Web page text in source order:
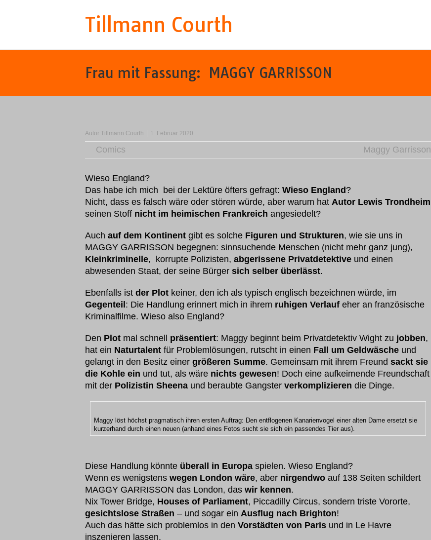
Tillmann Courth
Frau mit Fassung: MAGGY GARRISSON
Autor:Tillmann Courth 1. Februar 2020
Comics Maggy Garrisson
Wieso England?
Das habe ich mich bei der Lektüre öfters gefragt: Wieso England ?
Nicht, dass es falsch wäre oder stören würde, aber warum hat Autor Lewis Trondheim
seinen Stoff nicht im heimischen Frankreich angesiedelt?
Auch auf dem Kontinent gibt es solche Figuren und Strukturen, wie sie uns in
MAGGY GARRISSON begegnen: sinnsuchende Menschen (nicht mehr ganz jung),
Kleinkriminelle, korrupte Polizisten, abgerissene Privatdetektive und einen
abwesenden Staat, der seine Bürger sich selber überlässt.
Ebenfalls ist der Plot keiner, den ich als typisch englisch bezeichnen würde, im
Gegenteil : Die Handlung erinnert mich in ihrem ruhigen Verlauf eher an französische
Kriminalfilme. Wieso also England?
Den Plot mal schnell präsentiert: Maggy beginnt beim Privatdetektiv Wight zu jobben,
hat ein Naturtalent für Problemlösungen, rutscht in einen Fall um Geldwäsche und
gelangt in den Besitz einer größeren Summe. Gemeinsam mit ihrem Freund sackt sie
die Kohle ein und tut, als wäre nichts gewesen! Doch eine aufkeimende Freundschaft
mit der Polizistin Sheena und beraubte Gangster verkomplizieren die Dinge.
Maggy löst höchst pragmatisch ihren ersten Auftrag: Den entflogenen Kanarienvogel einer alten Dame ersetzt sie
kurzerhand durch einen neuen (anhand eines Fotos sucht sie sich ein passendes Tier aus).
Diese Handlung könnte überall in Europa spielen. Wieso England?
Wenn es wenigstens wegen London wäre, aber nirgendwo auf 138 Seiten schildert
MAGGY GARRISSON das London, das wir kennen.
Nix Tower Bridge, Houses of Parliament, Piccadilly Circus, sondern triste Vororte,
gesichtslose Straßen – und sogar ein Ausflug nach Brighton!
Auch das hätte sich problemlos in den Vorstädten von Paris und in Le Havre
inszenieren lassen.